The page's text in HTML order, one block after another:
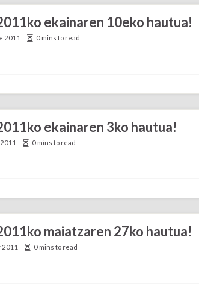
ekainaren 10eko hautua!
2011 0 mins to read
ekainaren 3ko hautua!
0 mins to read
maiatzaren 27ko hautua!
2011 0 mins to read